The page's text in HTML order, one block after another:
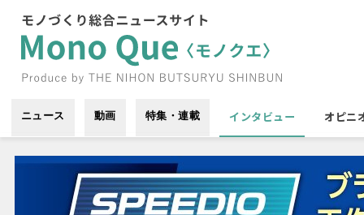
ニュース 動画 特集・連載 インタビュー オピニ